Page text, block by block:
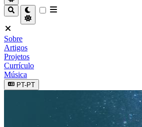
Sobre
Artigos
Projetos
Currículo
Música
PT-PT